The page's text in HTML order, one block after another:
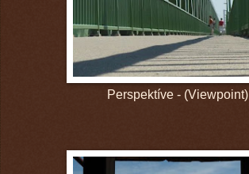
Perspektíve - (Viewpoint)